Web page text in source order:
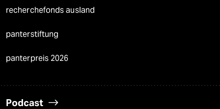
recherchefonds ausland
panterstiftung
panterpreis 2026
Podcast